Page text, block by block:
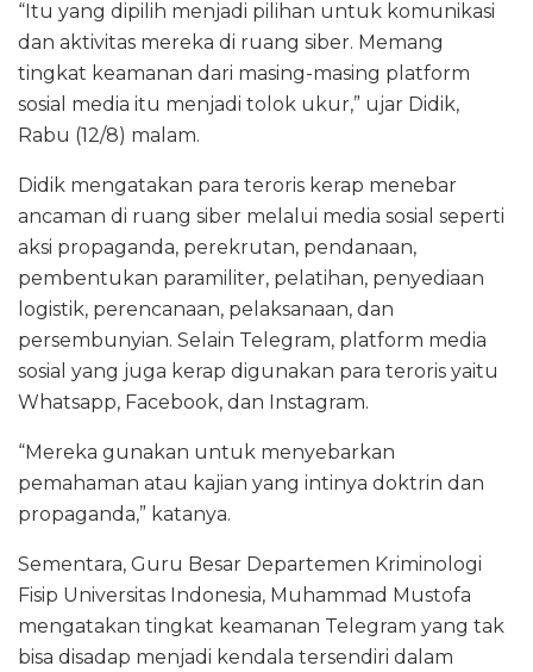
“Itu yang dipilih menjadi pilihan untuk komunikasi
dan aktivitas mereka di ruang siber. Memang
tingkat keamanan dari masing-masing platform
sosial media itu menjadi tolok ukur,” ujar Didik,
Rabu (12/8) malam.
Didik mengatakan para teroris kerap menebar
ancaman di ruang siber melalui media sosial seperti
aksi propaganda, perekrutan, pendanaan,
pembentukan paramiliter, pelatihan, penyediaan
logistik, perencanaan, pelaksanaan, dan
persembunyian. Selain Telegram, platform media
sosial yang juga kerap digunakan para teroris yaitu
Whatsapp, Facebook, dan Instagram.
“Mereka gunakan untuk menyebarkan
pemahaman atau kajian yang intinya doktrin dan
propaganda,” katanya.
Sementara, Guru Besar Departemen Kriminologi
Fisip Universitas Indonesia, Muhammad Mustofa
mengatakan tingkat keamanan Telegram yang tak
bisa disadap menjadi kendala tersendiri dalam